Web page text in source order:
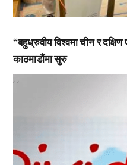
“बहुध्रुवीय विश्वमा चीन र
काठमाडौंमा सुरु